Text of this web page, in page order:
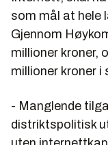
som mål at hele
Gjennom
millioner kroner,
millioner kroner i
- Manglende
distriktspolitisk